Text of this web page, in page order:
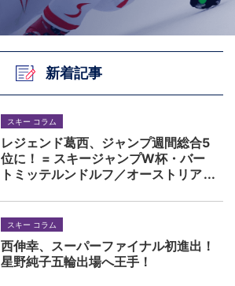
新着記事
スキー コラム
レジェンド葛西、ジャンプ週間総合5
位に！ = スキージャンプW杯・バー
トミッテルンドルフ／オーストリア
スキー コラム
西伸幸、スーパーファイナル初進出！
星野純子五輪出場へ王手！